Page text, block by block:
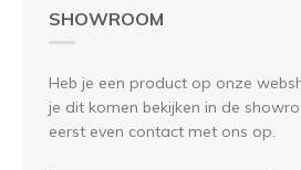
SHOWROOM
Heb je een product op onze
je dit komen bekijken in de
eerst even contact met ons op.